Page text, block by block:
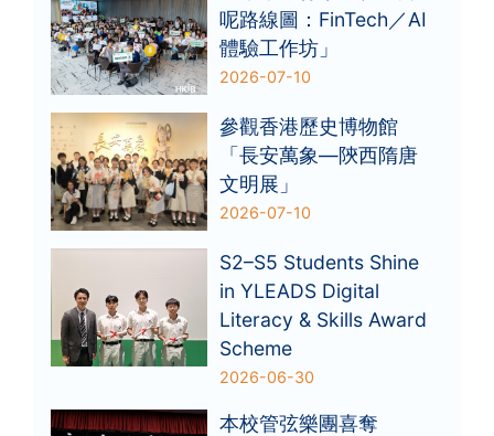
呢路線圖：FinTech／AI
體驗工作坊」
2026-07-10
參觀香港歷史博物館
「長安萬象—陝西隋唐
文明展」
2026-07-10
S2–S5 Students Shine
in YLEADS Digital
Literacy & Skills Award
Scheme
2026-06-30
本校管弦樂團喜奪